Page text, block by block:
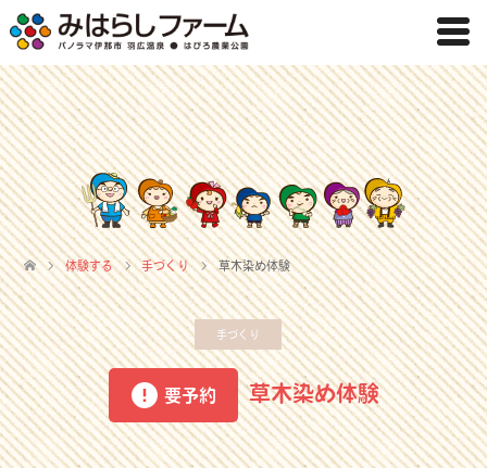
体験する 手づくり 草木染め体験
手づくり
要予約 草木染め体験